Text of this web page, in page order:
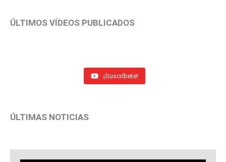
ÚLTIMOS VÍDEOS PUBLICADOS
¡Suscríbete!
ÚLTIMAS NOTICIAS